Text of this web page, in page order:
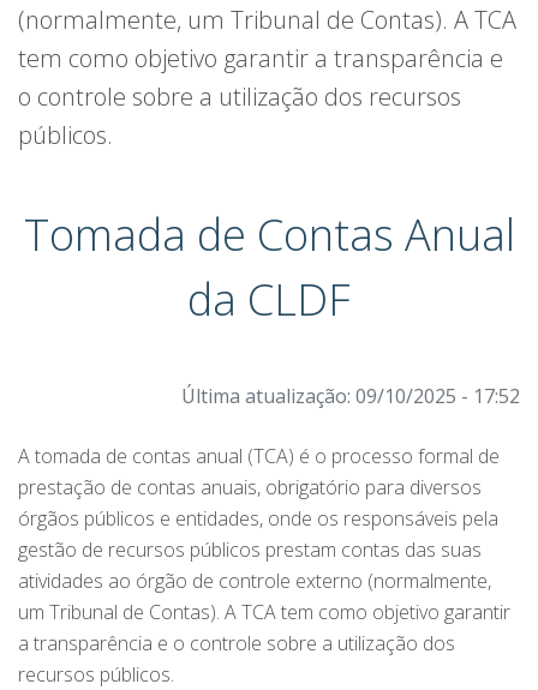
(normalmente, um Tribunal de Contas). A TCA
tem como objetivo garantir a transparência e
o controle sobre a utilização dos recursos
públicos.
Tomada de Contas Anual
da CLDF
Última atualização: 09/10/2025 - 17:52
A tomada de contas anual (TCA) é o processo formal de
prestação de contas anuais, obrigatório para diversos
órgãos públicos e entidades, onde os responsáveis pela
gestão de recursos públicos prestam contas das suas
atividades ao órgão de controle externo (normalmente,
um Tribunal de Contas). A TCA tem como objetivo garantir
a transparência e o controle sobre a utilização dos
recursos públicos.